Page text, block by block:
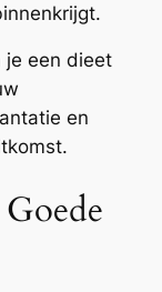
je een dieet
en